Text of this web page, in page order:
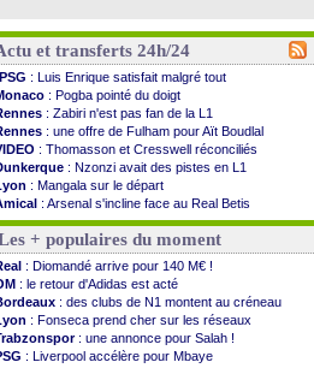
et transferts 24h/24
PSG : Luis Enrique satisfait malgré tout
: Pogba pointé du doigt
: Zabiri n'est pas fan de la L1
: une offre de Fulham pour Aït Boudlal
: Thomasson et Cresswell réconciliés
: Nzonzi avait des pistes en L1
: Mangala sur le départ
: Arsenal s'incline face au Real Betis
: lourde défaite pour le PSG
City: Maresca flou pour Reijnders
: Fenerbahçe prend une belle option
Diriyah: Mbemba arrive libre (officiel)
: le plan d'Alvarez à son retour
: premier succès pour Brest
: le joli but de Greenwood avec le Fener !
2030: une promesse d'Infantino au Maroc ...
: la compo pour le premier match amical
+ populaires du moment
: Diomandé arrive pour 140 M€ !
: le retour d'Adidas est acté
: des clubs de N1 montent au créneau
: Fonseca prend cher sur les réseaux
: une annonce pour Salah !
: Liverpool accélère pour Mbaye